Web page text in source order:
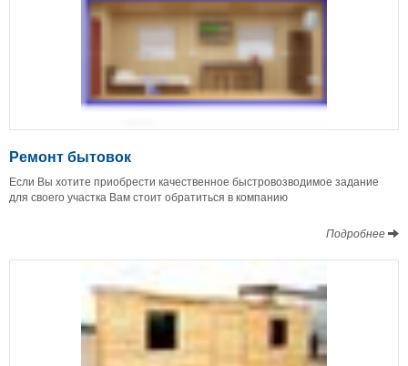
Ремонт бытовок
Если Вы хотите приобрести качественное быстровозводимое задание
для своего участка Вам стоит обратиться в компанию
Подробнее